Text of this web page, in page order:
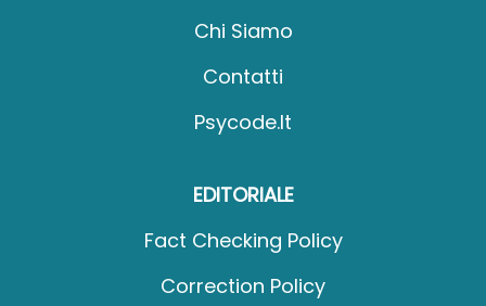
Chi Siamo
Contatti
Psycode.it
EDITORIALE
Fact Checking Policy
Correction Policy